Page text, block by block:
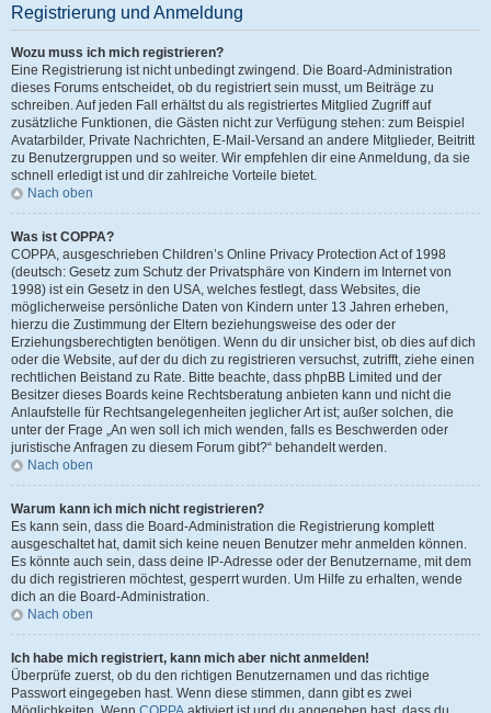
Registrierung und Anmeldung
Wozu muss ich mich registrieren?
Eine Registrierung ist nicht unbedingt zwingend. Die Board-Administration
dieses Forums entscheidet, ob du registriert sein musst, um Beiträge zu
schreiben. Auf jeden Fall erhältst du als registriertes Mitglied Zugriff auf
zusätzliche Funktionen, die Gästen nicht zur Verfügung stehen: zum Beispiel
Avatarbilder, Private Nachrichten, E-Mail-Versand an andere Mitglieder, Beitritt
zu Benutzergruppen und so weiter. Wir empfehlen dir eine Anmeldung, da sie
schnell erledigt ist und dir zahlreiche Vorteile bietet.
Nach oben
Was ist COPPA?
COPPA, ausgeschrieben Children’s Online Privacy Protection Act of 1998
(deutsch: Gesetz zum Schutz der Privatsphäre von Kindern im Internet von
1998) ist ein Gesetz in den USA, welches festlegt, dass Websites, die
möglicherweise persönliche Daten von Kindern unter 13 Jahren erheben,
hierzu die Zustimmung der Eltern beziehungsweise des oder der
Erziehungsberechtigten benötigen. Wenn du dir unsicher bist, ob dies auf dich
oder die Website, auf der du dich zu registrieren versuchst, zutrifft, ziehe einen
rechtlichen Beistand zu Rate. Bitte beachte, dass phpBB Limited und der
Besitzer dieses Boards keine Rechtsberatung anbieten kann und nicht die
Anlaufstelle für Rechtsangelegenheiten jeglicher Art ist; außer solchen, die
unter der Frage „An wen soll ich mich wenden, falls es Beschwerden oder
juristische Anfragen zu diesem Forum gibt?“ behandelt werden.
Nach oben
Warum kann ich mich nicht registrieren?
Es kann sein, dass die Board-Administration die Registrierung komplett
ausgeschaltet hat, damit sich keine neuen Benutzer mehr anmelden können.
Es könnte auch sein, dass deine IP-Adresse oder der Benutzername, mit dem
du dich registrieren möchtest, gesperrt wurden. Um Hilfe zu erhalten, wende
dich an die Board-Administration.
Nach oben
Ich habe mich registriert, kann mich aber nicht anmelden!
Überprüfe zuerst, ob du den richtigen Benutzernamen und das richtige
Passwort eingegeben hast. Wenn diese stimmen, dann gibt es zwei